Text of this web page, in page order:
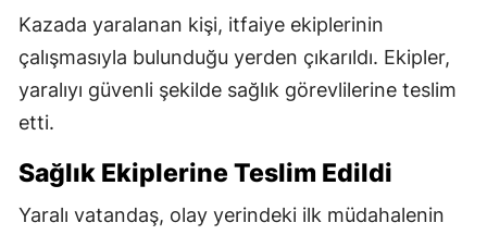
Kazada yaralanan kişi, itfaiye ekiplerinin
çalışmasıyla bulunduğu yerden çıkarıldı. Ekipler,
yaralıyı güvenli şekilde sağlık görevlilerine teslim
etti.
Sağlık Ekiplerine Teslim Edildi
Yaralı vatandaş, olay yerindeki ilk müdahalenin